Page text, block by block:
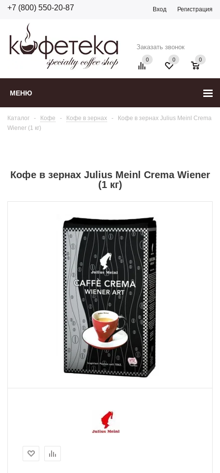
+7 (800) 550-20-87 Вход Регистрация
МЕНЮ
Заказать звонок
0 0
0
Каталог - Кофе - Кофе в зернах -
Кофе в зернах Julius Meinl Crema
Wiener (1 кг)
Кофе в зернах Julius Meinl Crema Wiener
(1 кг)